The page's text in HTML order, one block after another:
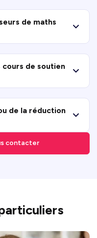
de maths
de soutien
de la réduction
contacter